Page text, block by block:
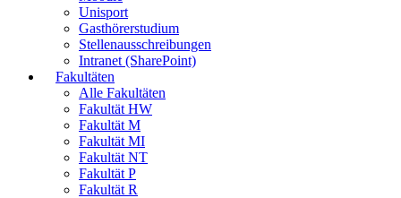
Unisport
Gasthörerstudium
Stellenausschreibungen
Intranet (SharePoint)
Fakultäten
Alle Fakultäten
Fakultät HW
Fakultät M
Fakultät MI
Fakultät NT
Fakultät P
Fakultät R